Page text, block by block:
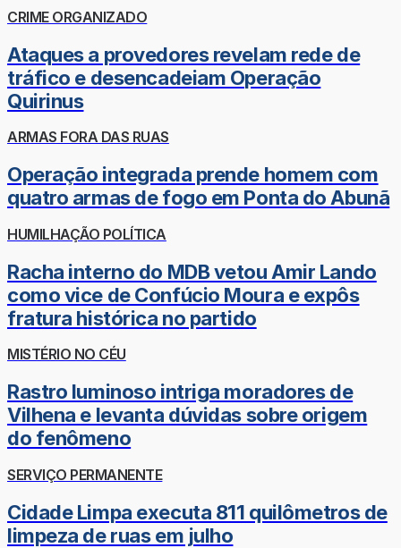
CRIME ORGANIZADO
Ataques a provedores revelam rede de
tráfico e desencadeiam Operação
Quirinus
ARMAS FORA DAS RUAS
Operação integrada prende homem com
quatro armas de fogo em Ponta do Abunã
HUMILHAÇÃO POLÍTICA
Racha interno do MDB vetou Amir Lando
como vice de Confúcio Moura e expôs
fratura histórica no partido
MISTÉRIO NO CÉU
Rastro luminoso intriga moradores de
Vilhena e levanta dúvidas sobre origem
do fenômeno
SERVIÇO PERMANENTE
Cidade Limpa executa 811 quilômetros de
limpeza de ruas em julho